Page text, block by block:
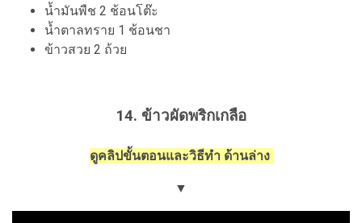
น้ำมันพืช 2 ช้อนโต๊ะ
น้ำตาลทราย 1 ช้อนชา
ข้าวสวย 2 ถ้วย
14. ข้าวผัดพริกเกลือ
ดูคลิปขั้นตอนและวิธีทำ ด้านล่าง
▼